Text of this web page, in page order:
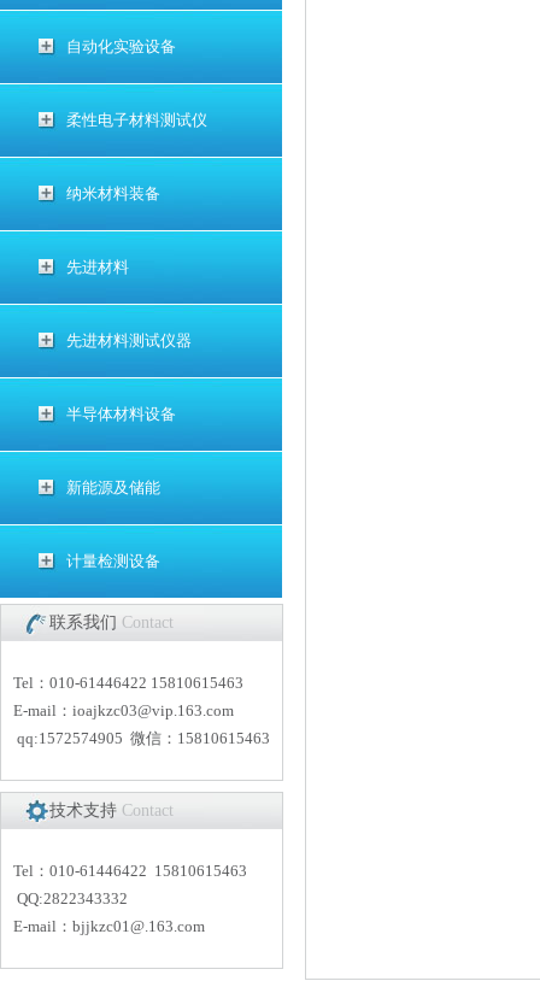
自动化实验设备
柔性电子材料测试仪
纳米材料装备
先进材料
先进材料测试仪器
半导体材料设备
新能源及储能
计量检测设备
联系我们 Contact
Tel：010-61446422 15810615463
E-mail： ioajkzc03@vip.163.com
qq:1572574905 微信：15810615463
技术支持 Contact
Tel：010-61446422 15810615463
QQ:2822343332
E-mail： bjjkzc01@.163.com